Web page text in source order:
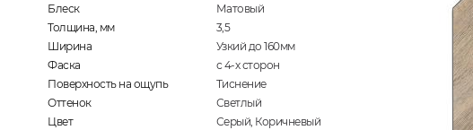
Блеск
Матовый
Толщина, мм
3,5
Ширина
Узкий до 160мм
Фаска
с 4-х сторон
Поверхность на ощупь
Тиснение
Оттенок
Светлый
Цвет
Серый, Коричневый